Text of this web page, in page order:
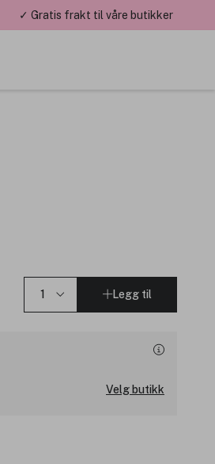
✓ Gratis frakt til våre butikker
Legg til
Velg butikk